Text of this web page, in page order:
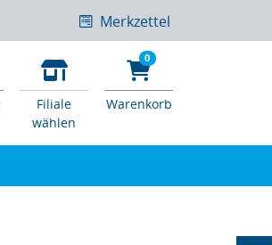
Merkzettel
Filiale
wählen
0
Warenkorb